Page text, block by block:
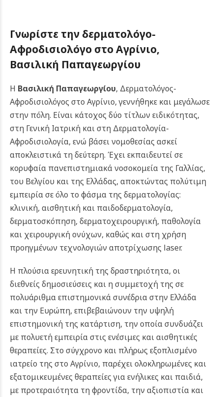
Γνωρίστε την δερματολόγο-
Αφροδισιολόγο στο Αγρίνιο,
Βασιλική Παπαγεωργίου
Η Βασιλική Παπαγεωργίου, Δερματολόγος-
Αφροδισιολόγος στο Αγρίνιο, γεννήθηκε και μεγάλωσε
στην πόλη. Είναι κάτοχος δύο τίτλων ειδικότητας,
στη Γενική Ιατρική και στη Δερματολογία-
Αφροδισιολογία, ενώ βάσει νομοθεσίας ασκεί
αποκλειστικά τη δεύτερη. Έχει εκπαιδευτεί σε
κορυφαία πανεπιστημιακά νοσοκομεία της Γαλλίας,
του Βελγίου και της Ελλάδας, αποκτώντας πολύτιμη
εμπειρία σε όλο το φάσμα της δερματολογίας:
κλινική, αισθητική και παιδοδερματολογία,
δερματοσκόπηση, δερματοχειρουργική, παθολογία
και χειρουργική ονύχων, καθώς και στη χρήση
προηγμένων τεχνολογιών αποτρίχωσης laser.
Η πλούσια ερευνητική της δραστηριότητα, οι
διεθνείς δημοσιεύσεις και η συμμετοχή της σε
πολυάριθμα επιστημονικά συνέδρια στην Ελλάδα
και την Ευρώπη, επιβεβαιώνουν την υψηλή
επιστημονική της κατάρτιση, την οποία συνδυάζει
με πολυετή εμπειρία στις ενέσιμες και αισθητικές
θεραπείες. Στο σύγχρονο και πλήρως εξοπλισμένο
ιατρείο της στο Αγρίνιο, παρέχει ολοκληρωμένες και
εξατομικευμένες θεραπείες για ενήλικες και παιδιά,
με προτεραιότητα τη φροντίδα, την αξιοπιστία και